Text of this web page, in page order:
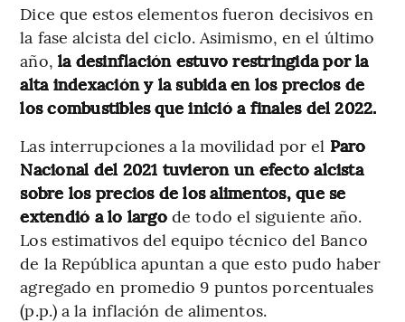
Dice que estos elementos fueron decisivos en
la fase alcista del ciclo. Asimismo, en el último
año, la desinflación estuvo restringida por la
alta indexación y la subida en los precios de
los combustibles que inició a finales del 2022.
Las interrupciones a la movilidad por el Paro
Nacional del 2021 tuvieron un efecto alcista
sobre los precios de los alimentos, que se
extendió a lo largode todo el siguiente año.
Los estimativos del equipo técnico del Banco
de la República apuntan a que esto pudo haber
agregado en promedio 9 puntos porcentuales
(p.p.) a la inflación de alimentos.